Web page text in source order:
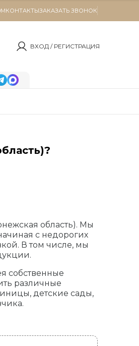
КОНТАКТЫЗАКАЗАТЬ ЗВОНОК
ВХОД / РЕГИСТРАЦИЯ
область). Мы
с недорогих
В том числе, мы
собственные
различные
детские сады,